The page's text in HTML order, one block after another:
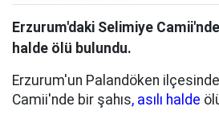
Erzurum'daki Selimiye Camii'nde
halde ölü bulundu.
Erzurum'un Palandöken
Camii'nde bir şahıs, asılı halde